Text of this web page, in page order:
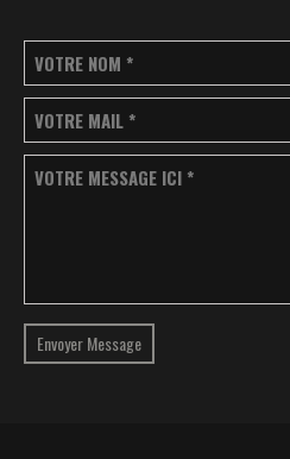
VOTRE NOM *
VOTRE MAIL *
VOTRE MESSAGE ICI *
Envoyer Message